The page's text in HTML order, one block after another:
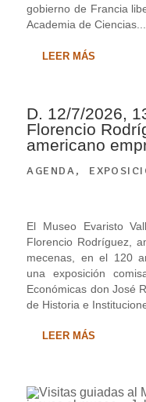
gobierno de Francia
Academia de Ciencias...
LEER MÁS
D. 12/7/2026,
Florencio
americano
AGENDA,
El Museo Evaristo
Florencio Rodríguez,
mecenas, en el 120
una exposición
Económicas don José
de Historia e
LEER MÁS